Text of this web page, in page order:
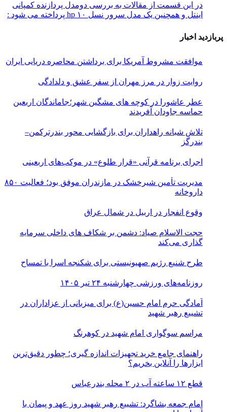
در این قسمت از مقالات به بررسی دو‌مدل پردازنده کمپانی
اینتل و همچنین یک مدل سرور نسل ۱۰ hp پرداخته می شود :
پربازدید اخبار
موافقت مشروط آمریکا برای برداشتن محاصره دریایی ایران
روایت زوار در مرز مهران از سفر عشق و دلدادگی
عطر عاشورا در کوچه های مشگین شهر؛جاماندگان اربعین
حماسه جاودان آفریدند
تلاش شبانه راهداران برای بازگشایی محور بندرترکمن–
بندرگز
اجرای برنامه قرآنی «قرار طلوع» در موکب‌های اربعینی
مدیریت تأمین شیرخشک در مازندران موفق بود؛ فعالیت ۸۵۰
داروخانه
وقوع انفجار در اربیل در شمال عراق
حجت الاسلام صیاد: دشمن بر شکاف‌ های داخلی سرمایه‌
گذاری می‌کند
طرح شنیع رژیم صهیونیستی برای شکنجه اسرا با تمساح
روزنامه‌های ورزشی چهارشنبه ۲۴ تیر ۱۴۰۵
آمادگی حرم امام حسین(ع) برای میزبانی از عزاداران در
تشییع رهبر شهید
مراسم سوگواری امام شهید در کوهرنگ
راهنمای جامع خرید تجهیزات اندازه گیری؛ چطور دقیق‌ترین
ابزارها را آنلاین بخریم؟
قطع ۱۲ ساعته آب در ۲ محله بندرعباس
امام جمعه بشاگرد: تشییع رهبر شهید روز عهد و پیمان با